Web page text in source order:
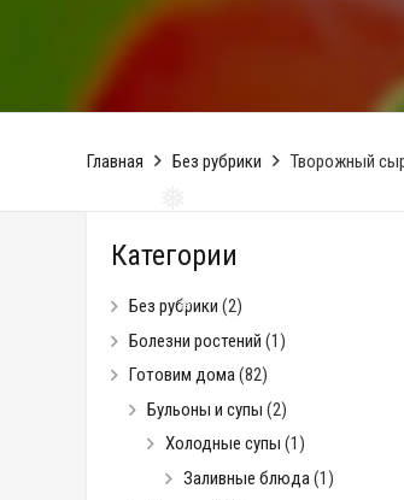
❅
❅
Главная Без рубрики Творожный
Категории
Без рубрики (2)
Болезни ростений (1)
Готовим дома(82)
Бульоны и супы (2)
Холодные супы (1)
Заливные блюда (1)